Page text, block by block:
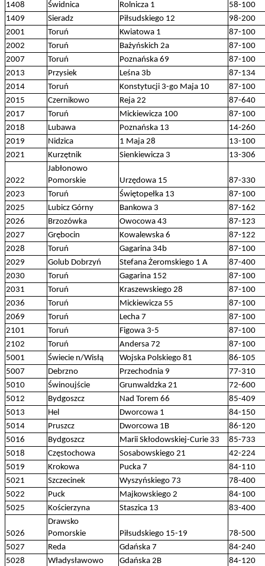
1408
Świdnica Rolnicza 1
58-100
1409
Sieradz Piłsudskiego 12
98-200
2001
Toruń Kwiatowa 1
87-100
2002
Toruń Bażyńskich 2a
87-100
2007
Toruń Poznańska 69
87-100
2013
Przysiek Leśna 3b
87-134
2014
Toruń Konstytucji 3-go Maja 10
87-100
2015
Czernikowo Reja 22
87-640
2017
Toruń Mickiewicza 100
87-100
2018
Lubawa Poznańska 13
14-260
2019
Nidzica 1 Maja 28
13-100
2021
Kurzętnik Sienkiewicza 3 13-306
2022
Jabłonowo
Pomorskie
Urzędowa 15
87-330
2023
Toruń Świętopełka 13
87-100
2025
Lubicz Górny Bankowa 3
87-162
2026
Brzozówka Owocowa 43
87-123
2027
Grębocin Kowalewska 6
87-122
2028
Toruń Gagarina 34b
87-100
2029
Golub Dobrzyń Stefana Żeromskiego 1 A
87-400
2030
Toruń Gagarina 152
87-100
2031
Toruń Kraszewskiego 28
87-100
2036
Toruń Mickiewicza 55
87-100
2069
Toruń Lecha 7
87-100
2101
Toruń Figowa 3-5
87-100
2102
Toruń Andersa 72
87-100
5001
Świecie n/Wisłą Wojska Polskiego 81
86-105
5007
Debrzno Przechodnia 9
77-310
5010
Świnoujście Grunwaldzka 21
72-600
5012
Bydgoszcz Nad Torem 66
85-409
5013
Hel Dworcowa 1
84-150
5014
Pruszcz Dworcowa 1B
86-120
5016
Bydgoszcz Marii Skłodowskiej-Curie 33
85-733
5018
Częstochowa Sosabowskiego 21
42-224
5019
Krokowa Pucka 7
84-110
5021
Szczecinek Wyszyńskiego 73
78-400
5022
Puck Majkowskiego 2
84-100
5025
Kościerzyna Staszica 13 83-400
5026
Drawsko
Pomorskie
Piłsudskiego 15-19
78-500
5027
Reda Gdańska 7
84-240
5028
Władysławowo Gdańska 2B
84-120